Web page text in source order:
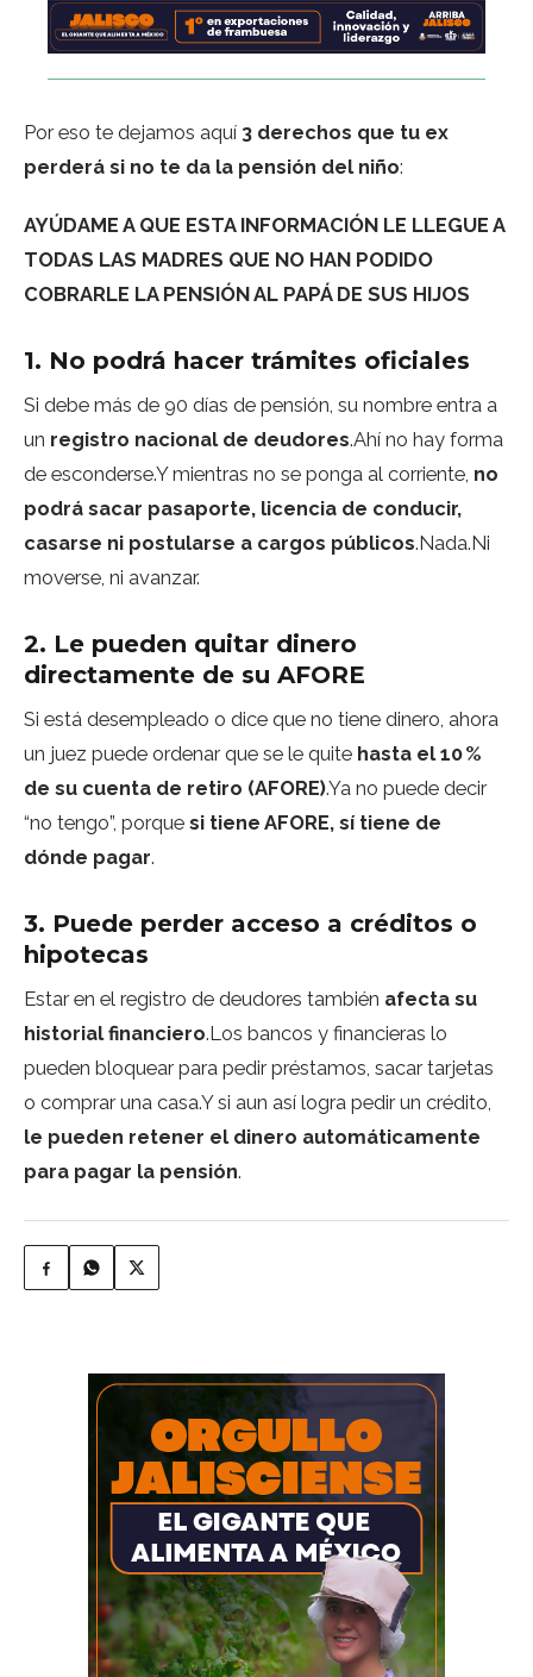
Por eso te dejamos aquí 3 derechos que tu ex
perderá si no te da la pensión del niño:
AYÚDAME A QUE ESTA INFORMACIÓN LE LLEGUE A
TODAS LAS MADRES QUE NO HAN PODIDO
COBRARLE LA PENSIÓN AL PAPÁ DE SUS HIJOS
1. No podrá hacer trámites oficiales
Si debe más de 90 días de pensión, su nombre entra a
un registro nacional de deudores.Ahí no hay forma
de esconderse.Y mientras no se ponga al corriente, no
podrá sacar pasaporte, licencia de conducir,
casarse ni postularse a cargos públicos.Nada.Ni
moverse, ni avanzar.
2. Le pueden quitar dinero
directamente de su AFORE
Si está desempleado o dice que no tiene dinero, ahora
un juez puede ordenar que se le quite hasta el 10 %
de su cuenta de retiro (AFORE).Ya no puede decir
“no tengo”, porque si tiene AFORE, sí tiene de
dónde pagar.
3. Puede perder acceso a créditos o
hipotecas
Estar en el registro de deudores también afecta su
historial financiero.Los bancos y financieras lo
pueden bloquear para pedir préstamos, sacar tarjetas
o comprar una casa.Y si aun así logra pedir un crédito,
le pueden retener el dinero automáticamente
para pagar la pensión.